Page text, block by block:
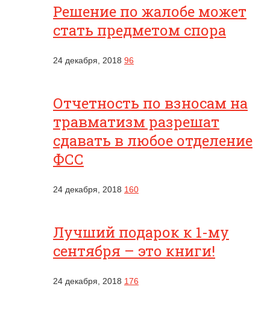
Решение по жалобе может
стать предметом спора
24 декабря, 2018 96
Отчетность по взносам на
травматизм разрешат
сдавать в любое отделение
ФСС
24 декабря, 2018 160
Лучший подарок к 1-му
сентября – это книги!
24 декабря, 2018 176